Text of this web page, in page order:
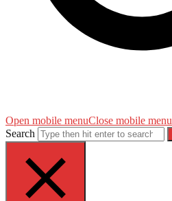
Open mobile menuClose mobile menu
Search